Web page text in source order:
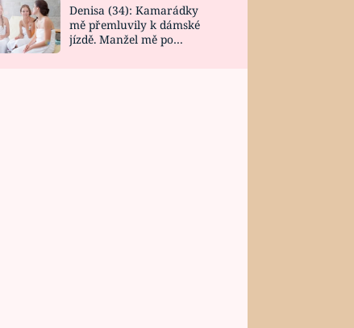
Denisa (34): Kamarádky
mě přemluvily k dámské
jízdě. Manžel mě po